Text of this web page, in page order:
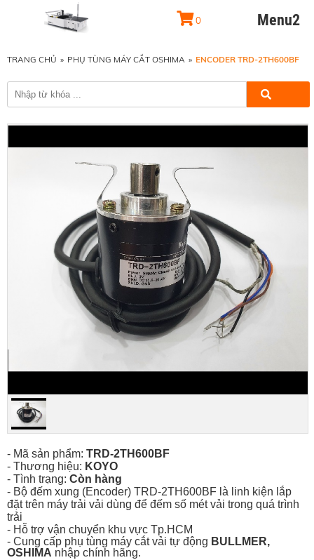
0 Menu2
TRANG CHỦ » PHỤ TÙNG MÁY CẮT OSHIMA » ENCODER TRD-2TH600BF
- Mã sản phẩm: TRD-2TH600BF
- Thương hiệu: KOYO
- Tình trạng: Còn hàng
- Bộ đếm xung (Encoder) TRD-2TH600BF là linh kiện lắp
đặt trên máy trải vải dùng để đếm số mét vải trong quá trình
trải
- Hỗ trợ vận chuyển khu vực Tp.HCM
- Cung cấp phụ tùng máy cắt vải tự động BULLMER,
OSHIMA nhập chính hãng.